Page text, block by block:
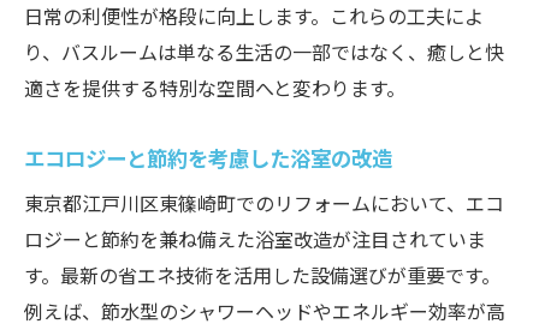
使い勝手を重視した設備の選定
美しいデザインと機能性の高い製品紹介
最新シャワーシステムの選び方
清掃が楽になる設備の選択ポイント
エネルギー効率の良い給湯器の選び方
収納スペースを最大限に活用するアイデア
東京都江戸川区で人気の浴室リフォームアイデ
ア
日常の利便性が格段に向上します。これらの工夫によ
り、バスルームは単なる生活の一部ではなく、癒しと快
適さを提供する特別な空間へと変わります。
エコロジーと節約を考慮した浴室の改造
東京都江戸川区東篠崎町でのリフォームにおいて、エコ
ロジーと節約を兼ね備えた浴室改造が注目されていま
す。最新の省エネ技術を活用した設備選びが重要です。
例えば、節水型のシャワーヘッドやエネルギー効率が高